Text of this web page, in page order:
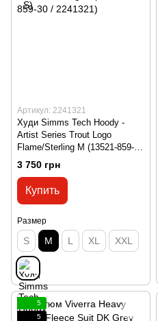
Артикул: 2241321
Худи Simms Tech Hoody -
Artist Series Trout Logo
Flame/Sterling M (13521-859-30
/ 2241321)
3 750 грн
Купить
Размер
S M L XL XXL
5
5